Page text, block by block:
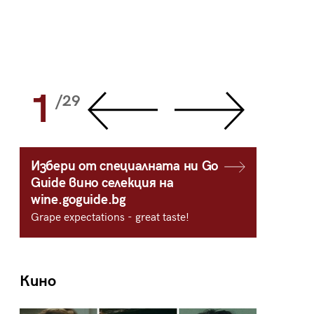
1 /29
Избери от специалната ни Go
Guide вино селекция на
wine.goguide.bg
Grape expectations - great taste!
Кино